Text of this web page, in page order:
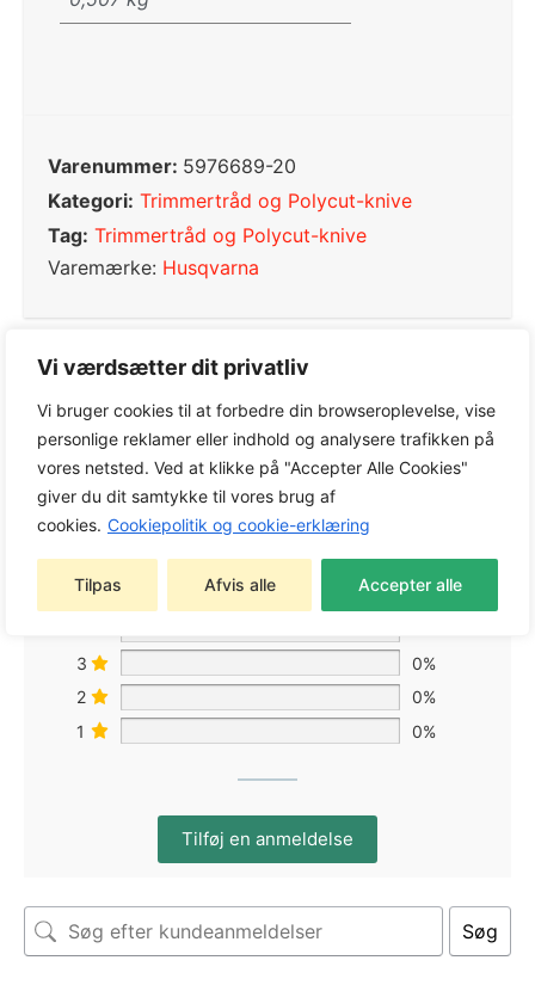
Vi værdsætter dit privatliv
Vi bruger cookies til at forbedre din browseroplevelse, vise
personlige reklamer eller indhold og analysere trafikken på
vores netsted. Ved at klikke på "Accepter Alle Cookies"
giver du dit samtykke til vores brug af
cookies. Cookiepolitik og cookie-erklæring
Tilpas Afvis alle Accepter alle
Varenummer: 5976689-20
Kategori: Trimmertråd og Polycut-knive
Tag: Trimmertråd og Polycut-knive
Varemærke: Husqvarna
0,0
Baseret på 0 anmeldelser
5
0%
3
0%
2
0%
1
0%
Tilføj en anmeldelse
Søg